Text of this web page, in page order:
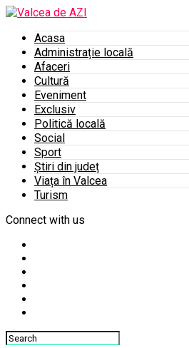
Acasa
Administrație locală
Afaceri
Cultură
Eveniment
Exclusiv
Politică locală
Social
Sport
Știri din județ
Viața în Valcea
Turism
Connect with us